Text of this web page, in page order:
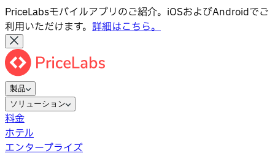
PriceLabsモバイルアプリのご紹介。iOSおよびAndroidでご
利用いただけます。 詳細はこちら。
製品
ソリューション
料金
ホテル
エンタープライズ